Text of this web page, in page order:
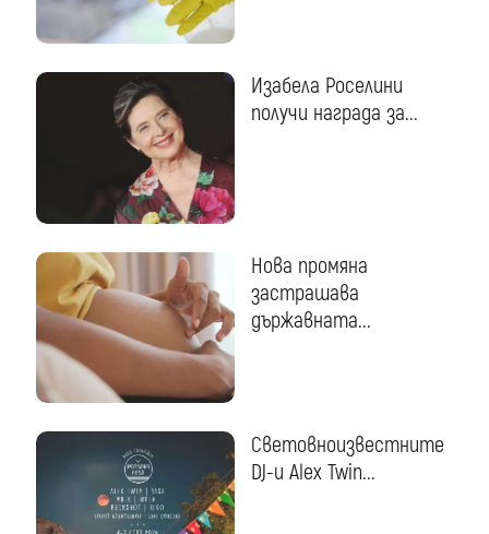
Изабела Роселини
получи награда за...
Нова промяна
застрашава
държавната...
Световноизвестните
DJ-и Alex Twin...